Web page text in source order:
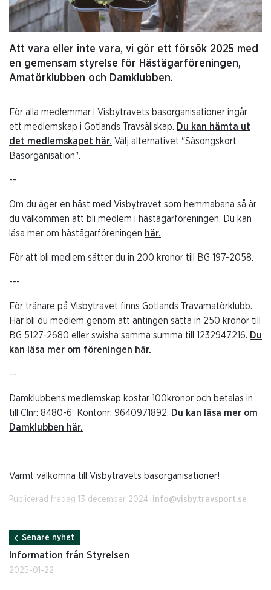
Att vara eller inte vara, vi gör ett försök 2025 med
en gemensam styrelse för Hästägarföreningen,
Amatörklubben och Damklubben.
För alla medlemmar i Visbytravets basorganisationer ingår
ett medlemskap i Gotlands Travsällskap. Du kan hämta ut
det medlemskapet här. Välj alternativet "Säsongskort
Basorganisation".
--
Om du äger en häst med Visbytravet som hemmabana så är
du välkommen att bli medlem i hästägarföreningen. Du kan
läsa mer om hästägarföreningen här.
För att bli medlem sätter du in 200 kronor till BG 197-2058.
---
För tränare på Visbytravet finns Gotlands Travamatörklubb.
Här bli du medlem genom att antingen sätta in 250 kronor till
BG 5127-2680 eller swisha samma summa till 1232947216. Du
kan läsa mer om föreningen här.
--
Damklubbens medlemskap kostar 100kronor och betalas in
till Clnr: 8480-6 Kontonr: 9640971892. Du kan läsa mer om
Damklubben här.
Varmt välkomna till Visbytravets basorganisationer!
Publicerad fredag 13 december 2024. info@visby.travsport.se
Senare nyhet
Information från Styrelsen
2025-01-22